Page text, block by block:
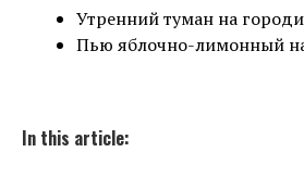
Утренний туман на
Пью яблочно-лимонный
In this article: